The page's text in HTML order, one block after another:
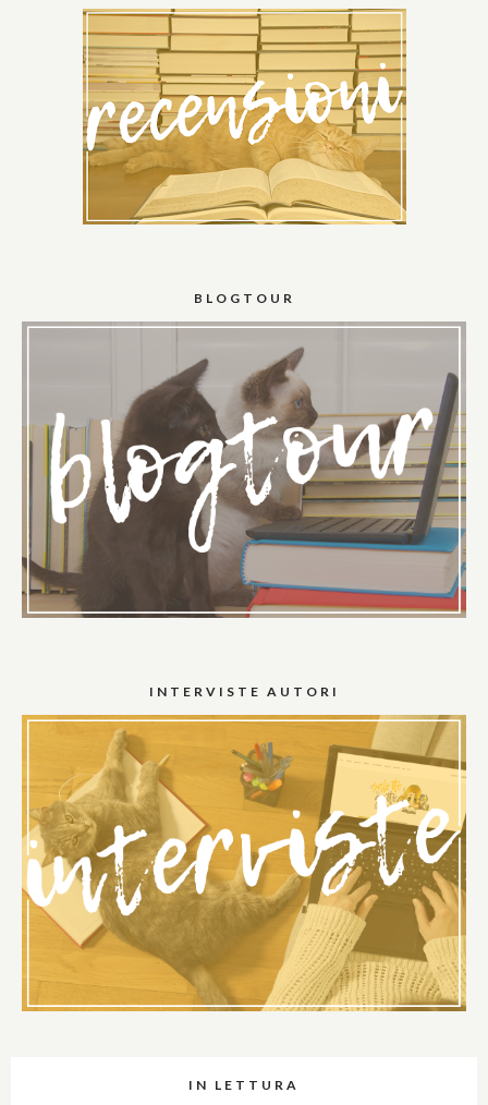
BLOGTOUR
INTERVISTE AUTORI
IN LETTURA